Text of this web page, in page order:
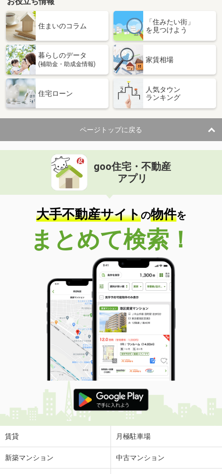
住まいのコラム
「住みたい街」
を見つけよう
暮らしのデータ
(補助金・助成金情報)
家賃相場
住宅ローン
人気タウン
ランキング
ページトップに戻る
goo住宅・不動産
アプリ
大手不動産サイトの物件を
まとめて検索！
賃貸 月極駐車場
新築マンション 中古マンション